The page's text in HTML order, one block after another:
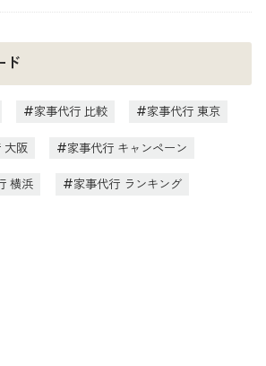
ド
家事代行 比較 家事代行 東京
大阪 家事代行 キャンペーン
横浜 家事代行 ランキング